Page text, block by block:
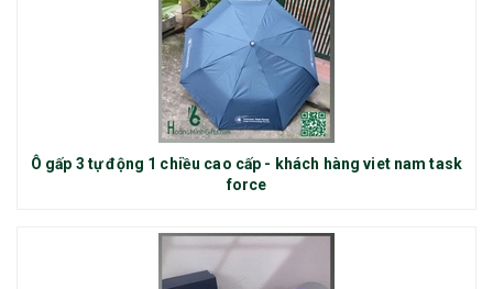
Ô gấp 3 tự động 1 chiều cao cấp - khách hàng viet nam task
force